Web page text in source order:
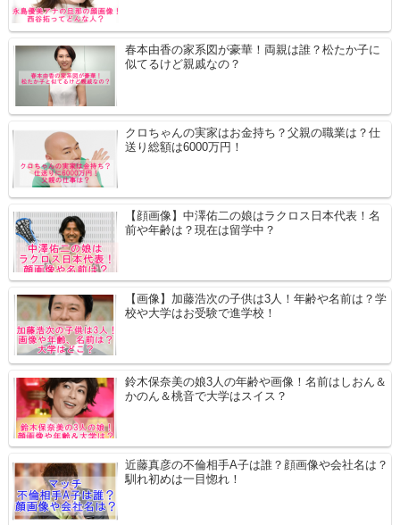
春本由香の家系図が豪華！両親は誰？松たか子に
似てるけど親戚なの？
クロちゃんの実家はお金持ち？父親の職業は？仕
送り総額は6000万円！
【顔画像】中澤佑二の娘はラクロス日本代表！名
前や年齢は？現在は留学中？
【画像】加藤浩次の子供は3人！年齢や名前は？学
校や大学はお受験で進学校！
鈴木保奈美の娘3人の年齢や画像！名前はしおん＆
かのん＆桃音で大学はスイス？
近藤真彦の不倫相手A子は誰？顔画像や会社名は？
馴れ初めは一目惚れ！